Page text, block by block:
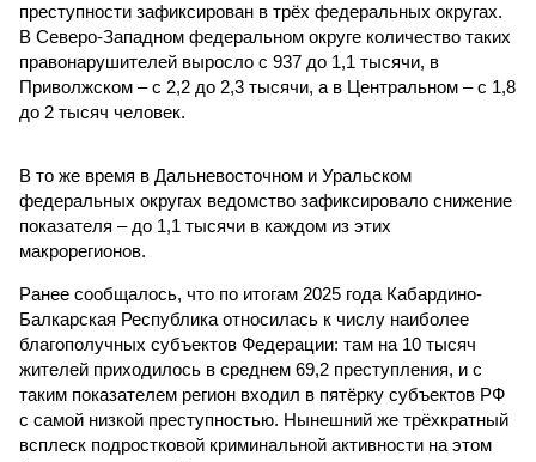
преступности зафиксирован в трёх федеральных округах.
В Северо-Западном федеральном округе количество таких
правонарушителей выросло с 937 до 1,1 тысячи, в
Приволжском – с 2,2 до 2,3 тысячи, а в Центральном – с 1,8
до 2 тысяч человек.
В то же время в Дальневосточном и Уральском
федеральных округах ведомство зафиксировало снижение
показателя – до 1,1 тысячи в каждом из этих
макрорегионов.
Ранее сообщалось, что по итогам 2025 года Кабардино-
Балкарская Республика относилась к числу наиболее
благополучных субъектов Федерации: там на 10 тысяч
жителей приходилось в среднем 69,2 преступления, и с
таким показателем регион входил в пятёрку субъектов РФ
с самой низкой преступностью. Нынешний же трёхкратный
всплеск подростковой криминальной активности на этом